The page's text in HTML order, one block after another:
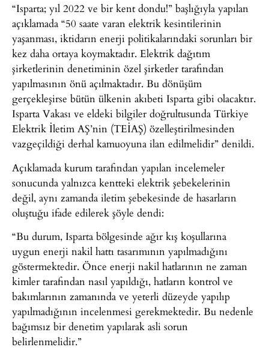
“Isparta; yıl 2022 ve bir kent dondu!” başlığıyla yapılan
açıklamada “50 saate varan elektrik kesintilerinin
yaşanması, iktidarın enerji politikalarındaki sorunları bir
kez daha ortaya koymaktadır. Elektrik dağıtım
şirketlerinin denetiminin özel şirketler tarafından
yapılmasının önü açılmaktadır. Bu dönüşüm
gerçekleşirse bütün ülkenin akıbeti Isparta gibi olacaktır.
Isparta Vakası ve eldeki bilgiler doğrultusunda Türkiye
Elektrik İletim AŞ’nin (TEİAŞ) özelleştirilmesinden
vazgeçildiği derhal kamuoyuna ilan edilmelidir” denildi.
Açıklamada kurum tarafından yapılan incelemeler
sonucunda yalnızca kentteki elektrik şebekelerinin
değil, aynı zamanda iletim şebekesinde de hasarların
oluştuğu ifade edilerek şöyle dendi:
“Bu durum, Isparta bölgesinde ağır kış koşullarına
uygun enerji nakil hattı tasarımının yapılmadığını
göstermektedir. Önce enerji nakil hatlarının ne zaman
kimler tarafından nasıl yapıldığı, hatların kontrol ve
bakımlarının zamanında ve yeterli düzeyde yapılıp
yapılmadığının incelenmesi gerekmektedir. Bu nedenle
bağımsız bir denetim yapılarak asli sorun
belirlenmelidir.”